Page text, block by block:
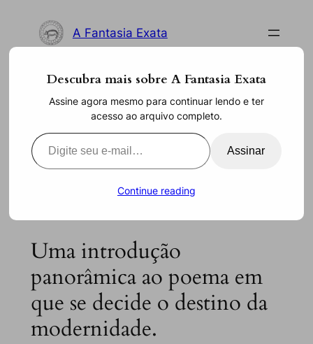
o
A Fantasia Exata
"Fausto", de Goethe: um
mosaico introdutório
jul 12, 2023— Ronald Robson
Uma introdução
panorâmica ao poema em
que se decide o destino da
modernidade.
Descubra mais sobre A Fantasia Exata
Assine agora mesmo para continuar lendo e ter
acesso ao arquivo completo.
Digite seu e-mail…
Assinar
Continue reading